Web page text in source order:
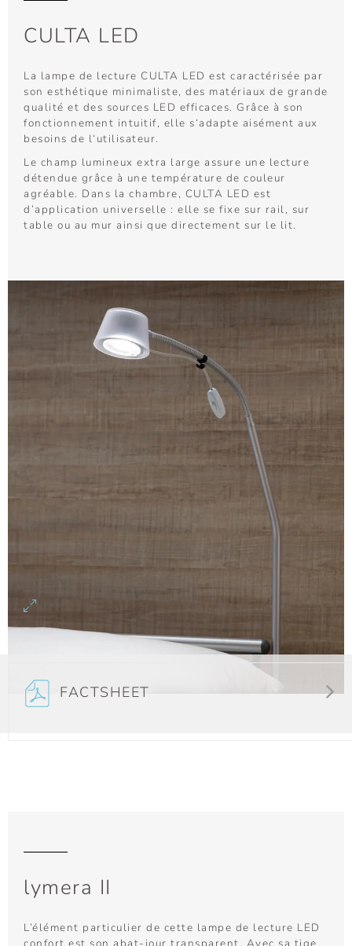
CULTA LED
La lampe de lecture CULTA LED est caractérisée par
son esthétique minimaliste, des matériaux de grande
qualité et des sources LED efficaces. Grâce à son
fonctionnement intuitif, elle s‘adapte aisément aux
besoins de l‘utilisateur.
Le champ lumineux extra large assure une lecture
détendue grâce à une température de couleur
agréable. Dans la chambre, CULTA LED est
d’application universelle : elle se fixe sur rail, sur
table ou au mur ainsi que directement sur le lit.
FACTSHEET
lymera II
L’élément particulier de cette lampe de lecture LED